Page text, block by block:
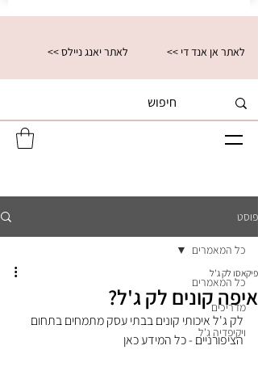
<< לאתר יאנג ניילס << לאתר אן אנד די
פוסט
כל המאמרים
מדריכים
ויקיפדיה ג'ל
כל המאמרים
איפה קונים לק ג'ל?
פיקאסו לק ג'ל
לק ג'ל איכותי קונים בבתי עסק מתמחים בתחום
הציפורניים - כל המידע כאן